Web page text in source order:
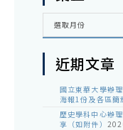
彙
選取月份
近期文章
國立東華大學辦
海報1份及各區簡
歷史學科中心辦
享（如附件）